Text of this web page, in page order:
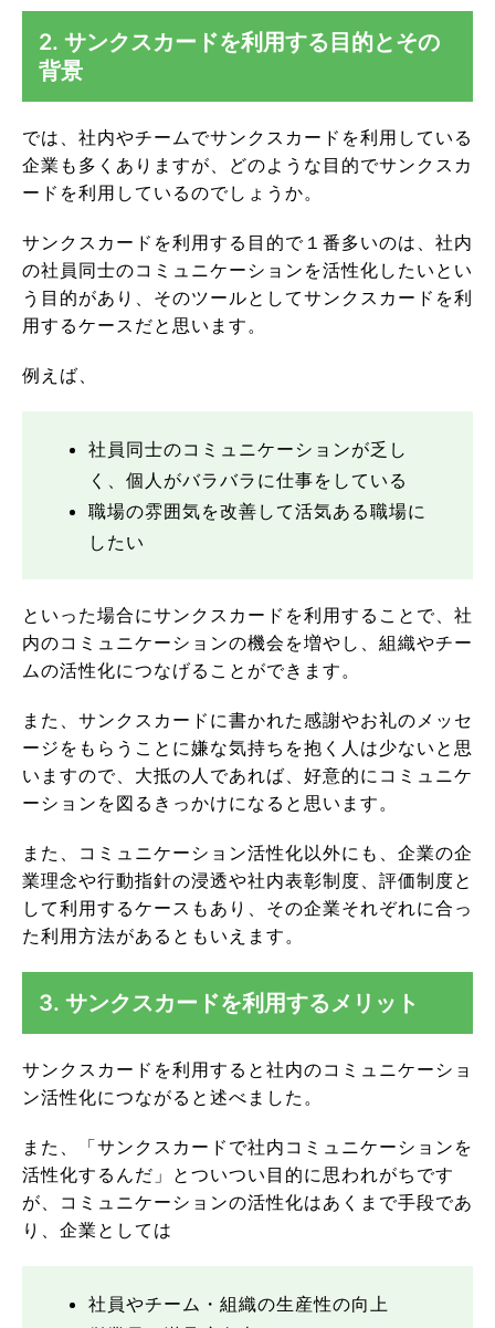
2. サンクスカードを利用する目的とその
背景
では、社内やチームでサンクスカードを利用している
企業も多くありますが、どのような目的でサンクスカ
ードを利用しているのでしょうか。
サンクスカードを利用する目的で１番多いのは、社内
の社員同士のコミュニケーションを活性化したいとい
う目的があり、そのツールとしてサンクスカードを利
用するケースだと思います。
例えば、
社員同士のコミュニケーションが乏し
く、個人がバラバラに仕事をしている
職場の雰囲気を改善して活気ある職場に
したい
といった場合にサンクスカードを利用することで、社
内のコミュニケーションの機会を増やし、組織やチー
ムの活性化につなげることができます。
また、サンクスカードに書かれた感謝やお礼のメッセ
ージをもらうことに嫌な気持ちを抱く人は少ないと思
いますので、大抵の人であれば、好意的にコミュニケ
ーションを図るきっかけになると思います。
また、コミュニケーション活性化以外にも、企業の企
業理念や行動指針の浸透や社内表彰制度、評価制度と
して利用するケースもあり、その企業それぞれに合っ
た利用方法があるともいえます。
3. サンクスカードを利用するメリット
サンクスカードを利用すると社内のコミュニケーショ
ン活性化につながると述べました。
また、「サンクスカードで社内コミュニケーションを
活性化するんだ」とついつい目的に思われがちです
が、コミュニケーションの活性化はあくまで手段であ
り、企業としては
社員やチーム・組織の生産性の向上